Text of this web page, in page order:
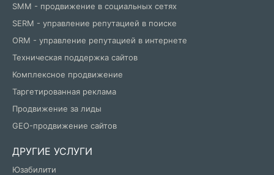
SMM - продвижение в социальных сетях
SERM - управление репутацией в поиске
ORM - управление репутацией в интернете
Техническая поддержка сайтов
Комплексное продвижение
Таргетированная реклама
Продвижение за лиды
GEO-продвижение сайтов
ДРУГИЕ УСЛУГИ
Юзабилити